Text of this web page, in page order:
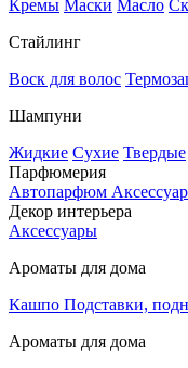
Кремы Маски Масло
Стайлинг
Воск для волос
Шампуни
Жидкие Сухие Твердые
Парфюмерия
Автопарфюм
Декор интерьера
Аксессуары
Ароматы для дома
Кашпо Подставки,
Ароматы для дома